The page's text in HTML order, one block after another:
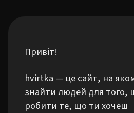
Привіт!
hvirtka — це сайт, на
знайти людей для того,
робити те, що ти хочеш